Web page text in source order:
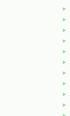
►
►
►
►
►
►
►
►
►
►